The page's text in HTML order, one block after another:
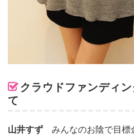
クラウドファンディ
て
山井すずみんなのお陰で目標